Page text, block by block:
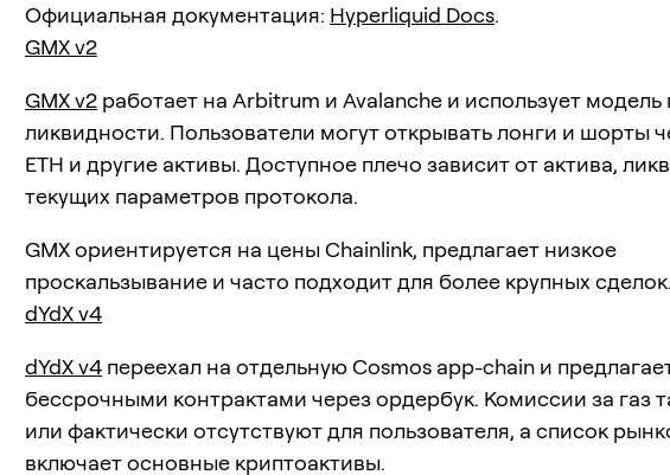
Официальная документация: Hyperliquid Docs.
GMX v2
GMX v2 работает на Arbitrum и Avalanche и использует модель
ликвидности. Пользователи могут открывать лонги и шорты
ETH и другие активы. Доступное плечо зависит от актива,
текущих параметров протокола.
GMX ориентируется на цены Chainlink, предлагает низкое
проскальзывание и часто подходит для более крупных
dYdX v4
dYdX v4 переехал на отдельную Cosmos app-chain и
бессрочными контрактами через ордербук. Комиссии за газ
или фактически отсутствуют для пользователя, а список
включает основные криптоактивы.